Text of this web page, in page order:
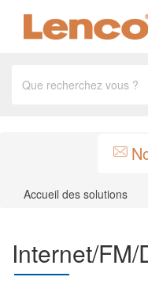
Accueil des solutions
Internet/